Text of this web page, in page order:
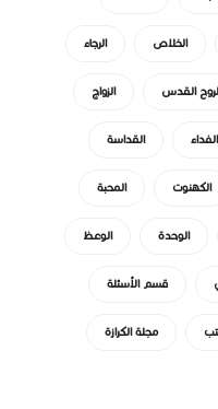
الخلاص الرجاء
القدس الزواج
الفداء القداسة
الكهنوت المحبة
الوحدة الوعظ
قسم الأسئلة
مجلة الكرازة